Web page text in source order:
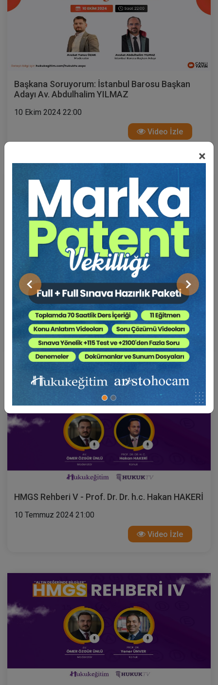
×
Önceki Sonraki
Başkana Soruyorum: İstanbul Barosu Başkan
Adayı Av. Abdulhalim YILMAZ
10 Ekim 2024 22:00
Video İzle
Başkana Soruyorum: İstanbul Barosu Başkan
Adayı Av. Hakan ÇATAK
4 Ekim 2024 19:30
Video İzle
HMGS Rehberi V - Prof. Dr. Dr. h.c. Hakan HAKERİ
10 Temmuz 2024 21:00
Video İzle